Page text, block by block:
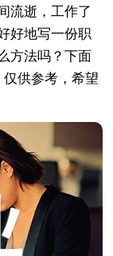
逝，工作了
好地写一份职
方法吗？下面
供参考，希望